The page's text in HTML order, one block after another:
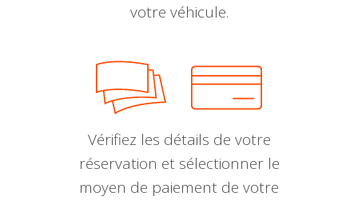
votre véhicule.
Vérifiez les détails de votre
réservation et sélectionner le
moyen de paiement de votre